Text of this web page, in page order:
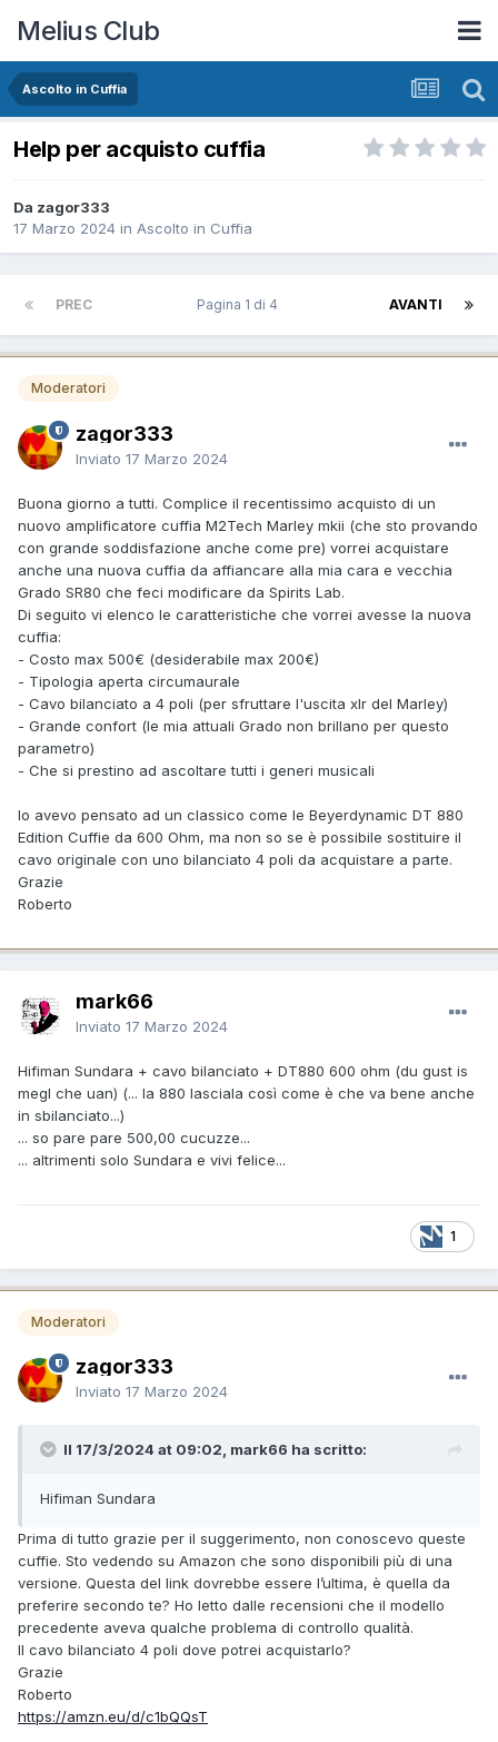
Melius Club
Ascolto in Cuffia
Help per acquisto cuffia
Da zagor333
17 Marzo 2024 in Ascolto in Cuffia
PREC AVANTI
Pagina 1 di 4
Moderatori
zagor333
Inviato 17 Marzo 2024
Buona giorno a tutti. Complice il recentissimo acquisto di un
nuovo amplificatore cuffia M2Tech Marley mkii (che sto provando
con grande soddisfazione anche come pre) vorrei acquistare
anche una nuova cuffia da affiancare alla mia cara e vecchia
Grado SR80 che feci modificare da Spirits Lab.
Di seguito vi elenco le caratteristiche che vorrei avesse la nuova
cuffia:
- Costo max 500€ (desiderabile max 200€)
- Tipologia aperta circumaurale
- Cavo bilanciato a 4 poli (per sfruttare l'uscita xlr del Marley)
- Grande confort (le mia attuali Grado non brillano per questo
parametro)
- Che si prestino ad ascoltare tutti i generi musicali
Io avevo pensato ad un classico come le Beyerdynamic DT 880
Edition Cuffie da 600 Ohm, ma non so se è possibile sostituire il
cavo originale con uno bilanciato 4 poli da acquistare a parte.
Grazie
Roberto
mark66
Inviato 17 Marzo 2024
Hifiman Sundara + cavo bilanciato + DT880 600 ohm (du gust is
megl che uan) (... la 880 lasciala così come è che va bene anche
in sbilanciato...)
... so pare pare 500,00 cucuzze...
... altrimenti solo Sundara e vivi felice...
1
Moderatori
zagor333
Inviato 17 Marzo 2024
Il 17/3/2024 at 09:02, mark66 ha scritto:
Hifiman Sundara
Prima di tutto grazie per il suggerimento, non conoscevo queste
cuffie. Sto vedendo su Amazon che sono disponibili più di una
versione. Questa del link dovrebbe essere l’ultima, è quella da
preferire secondo te? Ho letto dalle recensioni che il modello
precedente aveva qualche problema di controllo qualità.
Il cavo bilanciato 4 poli dove potrei acquistarlo?
Grazie
Roberto
https://amzn.eu/d/c1bQQsT